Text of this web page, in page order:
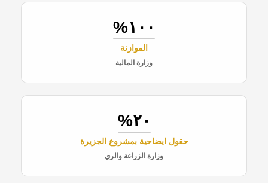
١٠٠%
الموازنة
وزارة المالية
٢٠%
حقول ايضاحية بمشروع الجزيرة
وزارة الزراعة والري